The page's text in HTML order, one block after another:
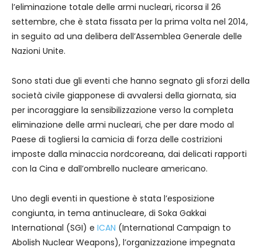
l’eliminazione totale delle armi nucleari, ricorsa il 26
settembre, che è stata fissata per la prima volta nel 2014,
in seguito ad una delibera dell’Assemblea Generale delle
Nazioni Unite.
Sono stati due gli eventi che hanno segnato gli sforzi della
società civile giapponese di avvalersi della giornata, sia
per incoraggiare la sensibilizzazione verso la completa
eliminazione delle armi nucleari, che per dare modo al
Paese di togliersi la camicia di forza delle costrizioni
imposte dalla minaccia nordcoreana, dai delicati rapporti
con la Cina e dall’ombrello nucleare americano.
Uno degli eventi in questione è stata l’esposizione
congiunta, in tema antinucleare, di Soka Gakkai
International (SGI) e ICAN (International Campaign to
Abolish Nuclear Weapons), l’organizzazione impegnata